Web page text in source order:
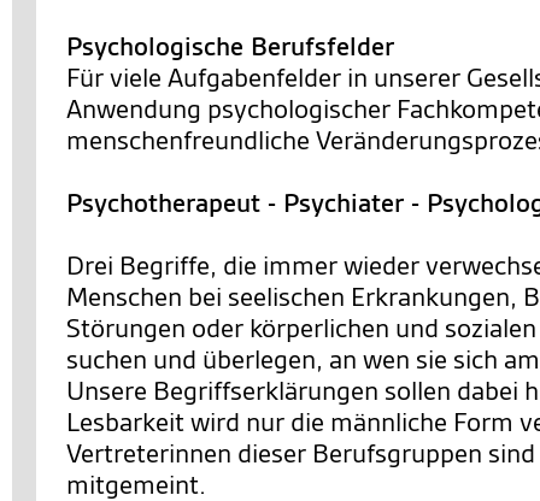
Psychologische Berufsfelder
Für viele Aufgabenfelder in unserer
Anwendung psychologischer
menschenfreundliche
Psychotherapeut - Psychiater -
Drei Begriffe, die immer wieder
Menschen bei seelischen Erkrankungen,
Störungen oder körperlichen und
suchen und überlegen, an wen sie sich
Unsere Begriffserklärungen sollen dabei
Lesbarkeit wird nur die männliche Form
Vertreterinnen dieser Berufsgruppen
mitgemeint.